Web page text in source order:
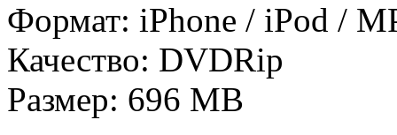
Формат: iPhone / iPod /
Качество: DVDRip
Размер: 696 MB